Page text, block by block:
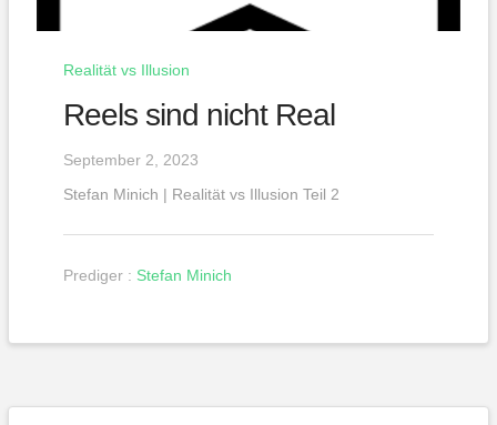
Realität vs Illusion
Reels sind nicht Real
September 2, 2023
Stefan Minich | Realität vs Illusion Teil 2
Prediger : Stefan Minich